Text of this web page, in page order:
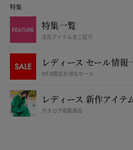
特集
特集一覧
注目アイテムをご紹介
レディース セール情報
WEB限定お得なセール
レディース 新作アイテ
カタログ掲載商品